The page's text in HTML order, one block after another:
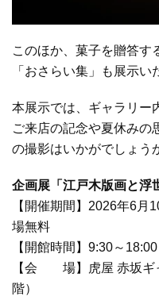
このほか、菓子を贈答す
「おさらい集」も展示い
本展示では、ギャラリー
ご来店の記念や夏休みの
の撮影はいかがでしょう
企画展「江戸木版画と浮
【開催期間】2026年6
場無料
【開館時間】9:30～18:00
【会 場】虎屋 赤坂ギ
階）